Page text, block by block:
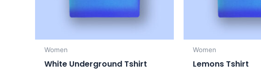
Women
White Underground Tshirt
Women
Lemons Tshirt